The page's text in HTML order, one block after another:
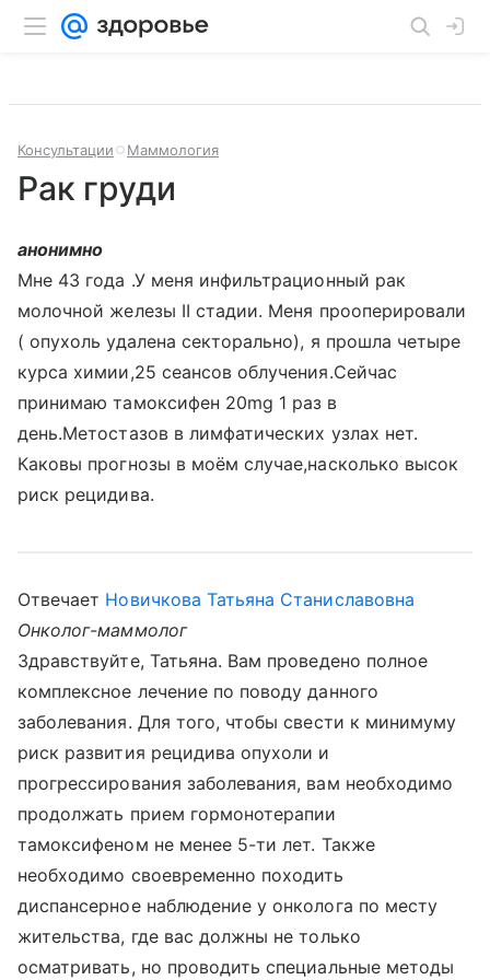
Консультации Маммология
Рак груди
анонимно
Мне 43 года .У меня инфильтрационный рак
молочной железы II стадии. Меня прооперировали
( опухоль удалена секторально), я прошла четыре
курса химии,25 сеансов облучения.Сейчас
принимаю тамоксифен 20mg 1 раз в
день.Метостазов в лимфатических узлах нет.
Каковы прогнозы в моём случае,насколько высок
риск рецидива.
Отвечает Новичкова Татьяна Станиславовна
Онколог-маммолог
Здравствуйте, Татьяна. Вам проведено полное
комплексное лечение по поводу данного
заболевания. Для того, чтобы свести к минимуму
риск развития рецидива опухоли и
прогрессирования заболевания, вам необходимо
продолжать прием гормонотерапии
тамоксифеном не менее 5-ти лет. Также
необходимо своевременно походить
диспансерное наблюдение у онколога по месту
жительства, где вас должны не только
осматривать, но проводить специальные методы